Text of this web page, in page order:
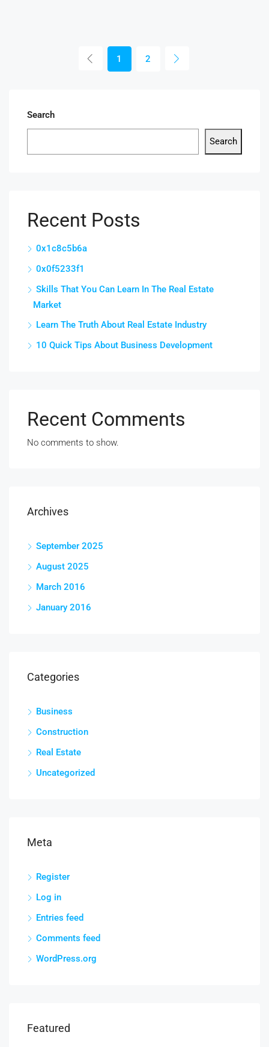
1 2
Search
Search
Recent Posts
0x1c8c5b6a
0x0f5233f1
Skills That You Can Learn In The Real Estate
Market
Learn The Truth About Real Estate Industry
10 Quick Tips About Business Development
Recent Comments
No comments to show.
Archives
September 2025
August 2025
March 2016
January 2016
Categories
Business
Construction
Real Estate
Uncategorized
Meta
Register
Log in
Entries feed
Comments feed
WordPress.org
Featured